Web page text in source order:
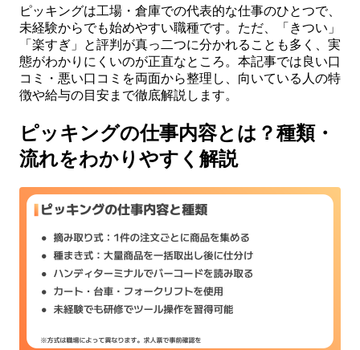
ピッキングは工場・倉庫での代表的な仕事のひとつで、
未経験からでも始めやすい職種です。ただ、「きつい」
「楽すぎ」と評判が真っ二つに分かれることも多く、実
態がわかりにくいのが正直なところ。本記事では良い口
コミ・悪い口コミを両面から整理し、向いている人の特
徴や給与の目安まで徹底解説します。
ピッキングの仕事内容とは？種類・
流れをわかりやすく解説